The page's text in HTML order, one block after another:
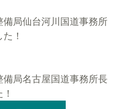
備局仙台河川国道事務所
！
備局名古屋国道事務所長